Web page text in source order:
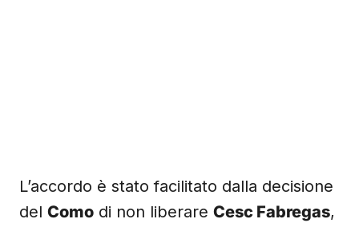
L’accordo è stato facilitato dalla decisione
del Como di non liberare Cesc Fabregas,